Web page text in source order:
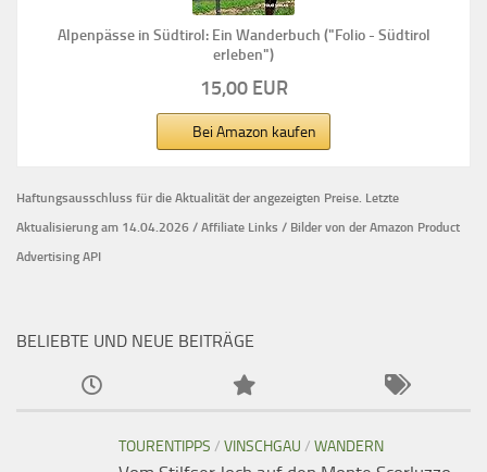
Alpenpässe in Südtirol: Ein Wanderbuch ("Folio - Südtirol
erleben")
15,00 EUR
Bei Amazon kaufen
Haftungsausschluss für die Aktualität der angezeigten Preise. Letzte
Aktualisierung am 14.04.2026 / Affiliate Links / Bilder von der Amazon Product
Advertising API
BELIEBTE UND NEUE BEITRÄGE
TOURENTIPPS / VINSCHGAU / WANDERN